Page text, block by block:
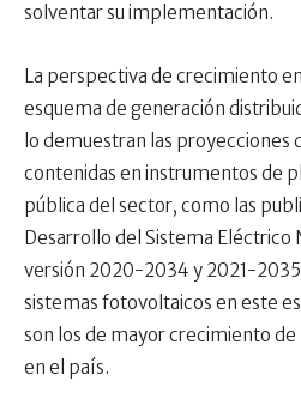
solventar su implementación.
La perspectiva de crecimiento
esquema de generación
lo demuestran las proyecciones
contenidas en instrumentos de
pública del sector, como las
Desarrollo del Sistema Eléctrico
versión 2020-2034 y 2021-
sistemas fotovoltaicos en este
son los de mayor crecimiento
en el país.